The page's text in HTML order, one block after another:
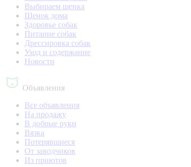
Выбираем щенка
Щенок дома
Здоровье собак
Питание собак
Дрессировка собак
Уход и содержание
Новости
Объявления
Все объявления
На продажу
В добрые руки
Вязка
Потерявшиеся
От заводчиков
Из приютов